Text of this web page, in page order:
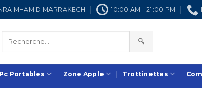
MHAMID MARRAKECH 10:00 AM - 21:00 PM
🔍
Pc Portables Zone Apple Trottinettes